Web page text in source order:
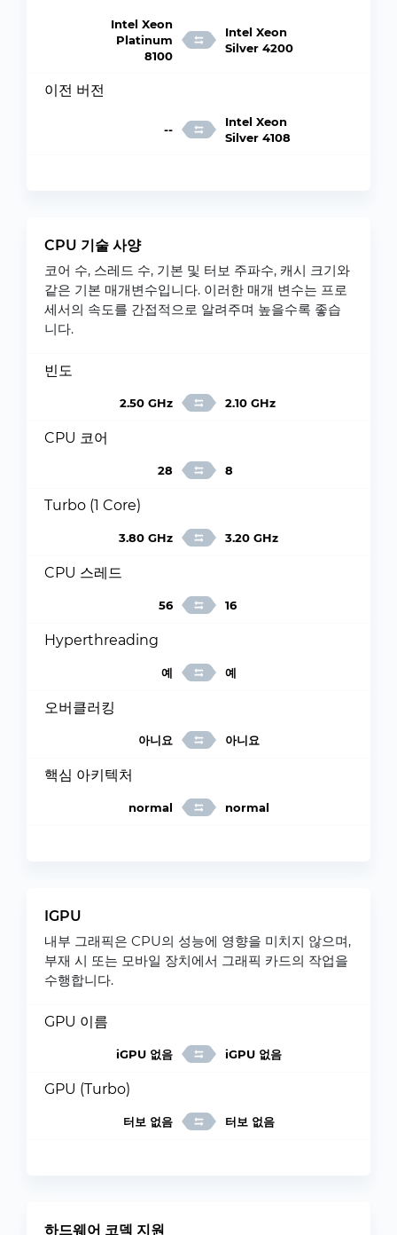
Intel Xeon
Platinum
8100
Intel Xeon
Silver 4200
이전 버전
--
Intel Xeon
Silver 4108
CPU 기술 사양
코어 수, 스레드 수, 기본 및 터보 주파수, 캐시 크기와
같은 기본 매개변수입니다. 이러한 매개 변수는 프로
세서의 속도를 간접적으로 알려주며 높을수록 좋습
니다.
빈도
2.50 GHz 2.10 GHz
CPU 코어
28 8
Turbo (1 Core)
3.80 GHz 3.20 GHz
CPU 스레드
56 16
Hyperthreading
예 예
오버클러킹
아니요 아니요
핵심 아키텍처
normal normal
IGPU
내부 그래픽은 CPU의 성능에 영향을 미치지 않으며,
부재 시 또는 모바일 장치에서 그래픽 카드의 작업을
수행합니다.
GPU 이름
iGPU 없음 iGPU 없음
GPU (Turbo)
터보 없음 터보 없음
하드웨어 코덱 지원